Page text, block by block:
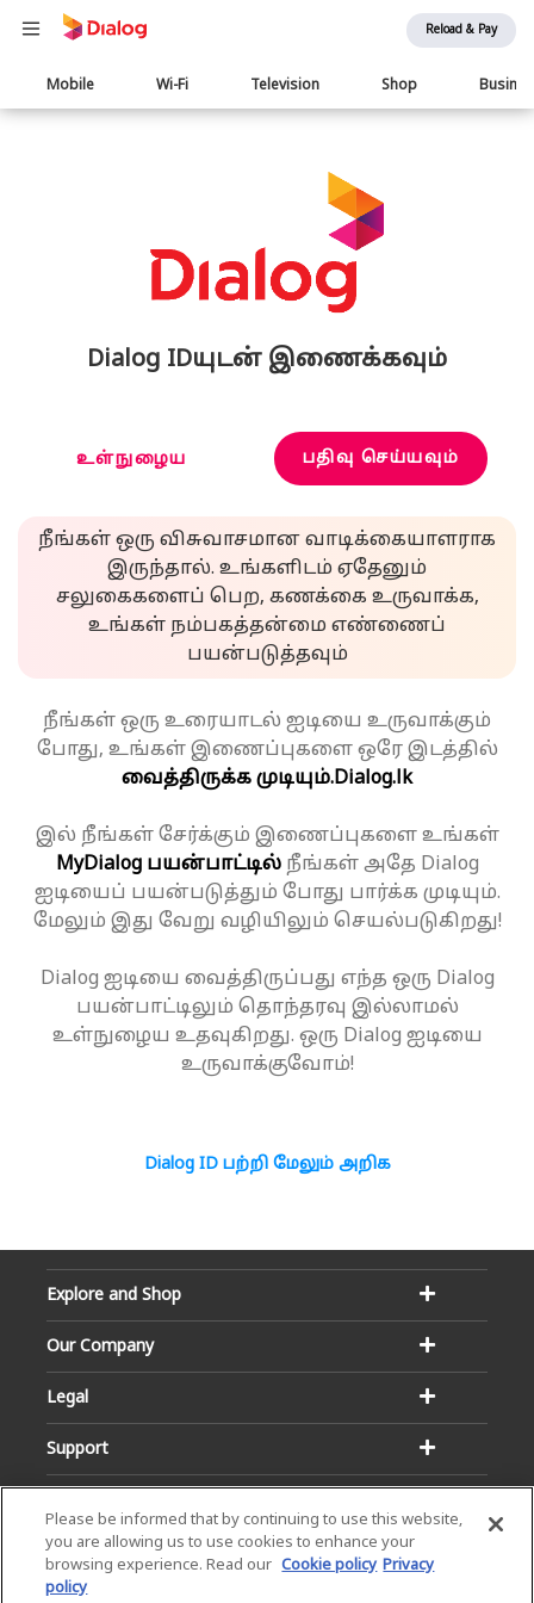
Reload & Pay
Main
navigation
Mobile Wi-Fi Television Shop
Dialog IDயுடன் இணைக்கவும்
உள்நுழைய பதிவு செய்யவும்
நீங்கள் ஒரு விசுவாசமான வாடிக்கையாளராக
இருந்தால். உங்களிடம் ஏதேனும்
சலுகைகளைப் பெற, கணக்கை உருவாக்க,
உங்கள் நம்பகத்தன்மை எண்ணைப்
பயன்படுத்தவும்
நீங்கள் ஒரு உரையாடல் ஐடியை உருவாக்கும்
போது, உங்கள் இணைப்புகளை ஒரே இடத்தில்
வைத்திருக்க முடியும்.Dialog.lk
இல் நீங்கள் சேர்க்கும் இணைப்புகளை உங்கள்
MyDialog பயன்பாட்டில்நீங்கள் அதே Dialog
ஐடியைப் பயன்படுத்தும் போது பார்க்க முடியும்.
மேலும் இது வேறு வழியிலும் செயல்படுகிறது!
Dialog ஐடியை வைத்திருப்பது எந்த ஒரு Dialog
பயன்பாட்டிலும் தொந்தரவு இல்லாமல்
உள்நுழைய உதவுகிறது. ஒரு Dialog ஐடியை
உருவாக்குவோம்!
Dialog ID பற்றி மேலும் அறிக
Explore and Shop
Our Company
Legal
Support
Please be informed that by continuing to use this website,
you are allowing us to use cookies to enhance your
browsing experience. Read our Cookie policy Privacy
policy